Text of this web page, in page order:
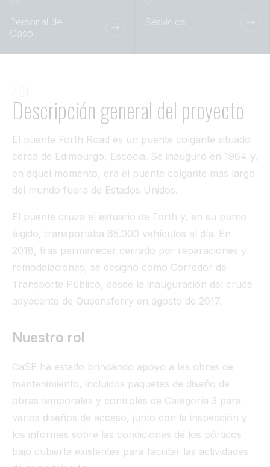
Personal de
Caso
Servicios
Descripción general del proyecto
El puente Forth Road es un puente colgante situado
cerca de Edimburgo, Escocia. Se inauguró en 1964 y,
en aquel momento, era el puente colgante más largo
del mundo fuera de Estados Unidos.
El puente cruza el estuario de Forth y, en su punto
álgido, transportaba 65.000 vehículos al día. En
2018, tras permanecer cerrado por reparaciones y
remodelaciones, se designó como Corredor de
Transporte Público, desde la inauguración del cruce
adyacente de Queensferry en agosto de 2017.
Nuestro rol
CaSE ha estado brindando apoyo a las obras de
mantenimiento, incluidos paquetes de diseño de
obras temporales y controles de Categoría 3 para
varios diseños de acceso, junto con la inspección y
los informes sobre las condiciones de los pórticos
bajo cubierta existentes para facilitar las actividades